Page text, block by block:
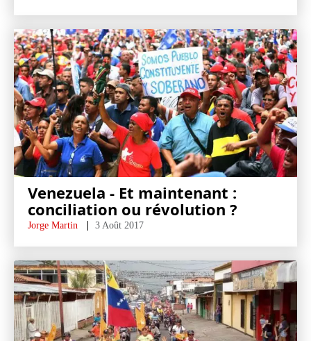
Venezuela - Et maintenant :
conciliation ou révolution ?
Jorge Martin 3 Août 2017